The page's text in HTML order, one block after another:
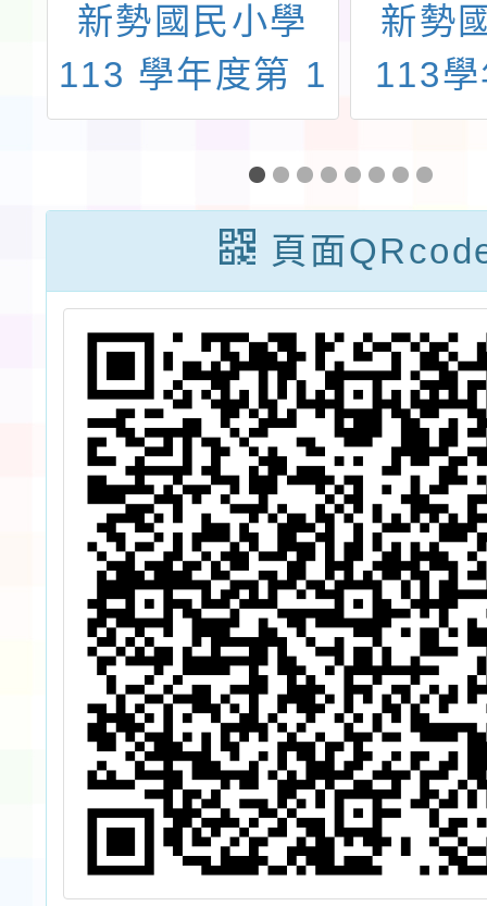
新勢國民小學
113 學年度第 1
學期第4梯第 3
招 代理教師甄
選錄取公告
新勢
113
學期
招代
簡章
次
頁面